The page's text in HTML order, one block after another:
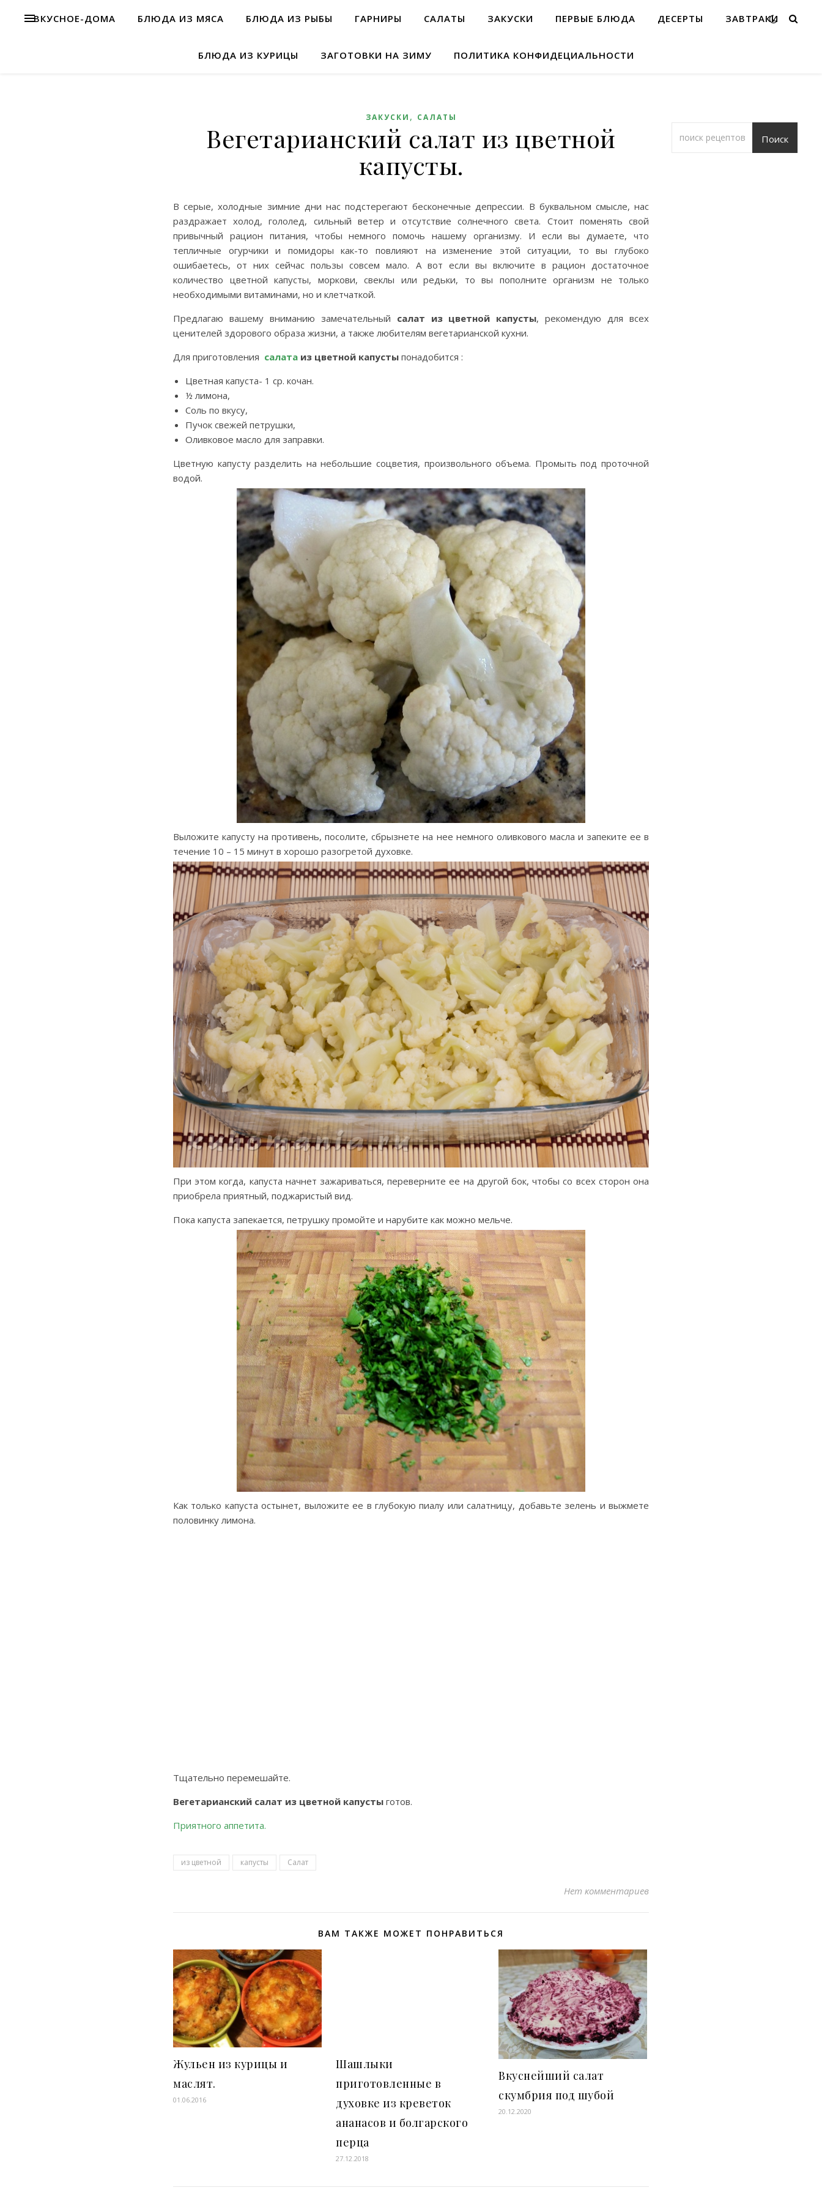
ВКУСНОЕ-ДОМА БЛЮДА ИЗ МЯСА БЛЮДА ИЗ РЫБЫ ГАРНИРЫ САЛАТЫ ЗАКУСКИ ПЕРВЫЕ БЛЮДА ДЕСЕРТЫ ЗАВТРАКИ
БЛЮДА ИЗ КУРИЦЫ ЗАГОТОВКИ НА ЗИМУ ПОЛИТИКА КОНФИДЕЦИАЛЬНОСТИ
ЗАКУСКИ , САЛАТЫ
Вегетарианский салат из цветной
капусты.
В серые, холодные зимние дни нас подстерегают бесконечные депрессии. В буквальном смысле, нас
раздражает холод, гололед, сильный ветер и отсутствие солнечного света. Стоит поменять свой
привычный рацион питания, чтобы немного помочь нашему организму. И если вы думаете, что
тепличные огурчики и помидоры как-то повлияют на изменение этой ситуации, то вы глубоко
ошибаетесь, от них сейчас пользы совсем мало. А вот если вы включите в рацион достаточное
количество цветной капусты, моркови, свеклы или редьки, то вы пополните организм не только
необходимыми витаминами, но и клетчаткой.
Предлагаю вашему вниманию замечательный салат из цветной капусты, рекомендую для всех
ценителей здорового образа жизни, а также любителям вегетарианской кухни.
Для приготовления салата из цветной капусты понадобится :
Цветная капуста- 1 ср. кочан.
½ лимона,
Соль по вкусу,
Пучок свежей петрушки,
Оливковое масло для заправки.
Цветную капусту разделить на небольшие соцветия, произвольного объема. Промыть под проточной
водой.
Выложите капусту на противень, посолите, сбрызнете на нее немного оливкового масла и запеките ее в
течение 10 – 15 минут в хорошо разогретой духовке.
При этом когда, капуста начнет зажариваться, переверните ее на другой бок, чтобы со всех сторон она
приобрела приятный, поджаристый вид.
Пока капуста запекается, петрушку промойте и нарубите как можно мельче.
Как только капуста остынет, выложите ее в глубокую пиалу или салатницу, добавьте зелень и выжмете
половинку лимона.
Тщательно перемешайте.
Вегетарианский салат из цветной капусты готов.
Приятного аппетита.
из цветной капусты Салат
Нет комментариев
ВАМ ТАКЖЕ МОЖЕТ ПОНРАВИТЬСЯ
Жульен из курицы и
маслят.
01.06.2016
Шашлыки
приготовленные в
духовке из креветок
ананасов и болгарского
перца
27.12.2018
Вкуснейший салат
скумбрия под шубой
20.12.2020
Поиск